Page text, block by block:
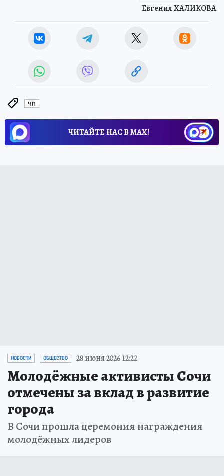
Евгения ХАЛИКОВА
ЧП
ЧИТАЙТЕ НАС В МАХ!
НОВОСТИ ОБЩЕСТВО 28 июня 2026 12:22
Молодёжные активисты Сочи
отмечены за вклад в развитие
города
В Сочи прошла церемония награждения
молодёжных лидеров